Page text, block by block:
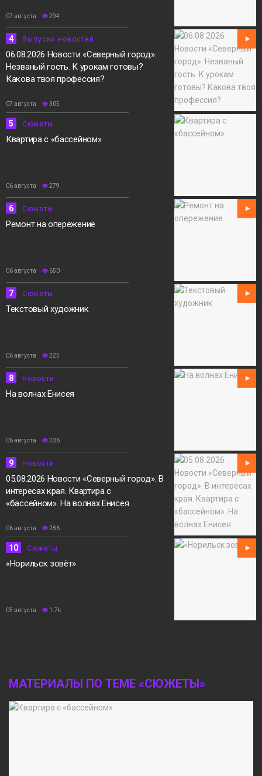
07 августа 294
4 Выпуски новостей
06.08.2026 Новости «Северный город».
Незваный гость. К урокам готовы?
Какова твоя профессия?
07 августа 305
5 Сюжеты
Квартира с «бассейном»
06 августа 279
6 Сюжеты
Ремонт на опережение
06 августа 650
7 Сюжеты
Текстовый художник
06 августа 225
8 Новости
На волнах Енисея
06 августа 236
9 Новости
05.08.2026 Новости «Северный город». В
интересах края. Квартира с
«бассейном». На волнах Енисея
06 августа 286
10 Сюжеты
«Норильск зовёт»
05 августа 1.7k
МАТЕРИАЛЫ ПО ТЕМЕ «СЮЖЕТЫ»